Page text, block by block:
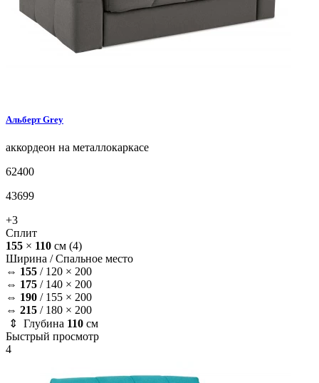
АльбертGrey
аккордеон на металлокаркасе
62400
43699
+3
Сплит
155 × 110 см (4)
Ширина /Спальное место
⇔ 155 / 120 × 200
⇔ 175 / 140 × 200
⇔ 190 / 155 × 200
⇔ 215 / 180 × 200
⇕ Глубина 110 см
Быстрый просмотр
4